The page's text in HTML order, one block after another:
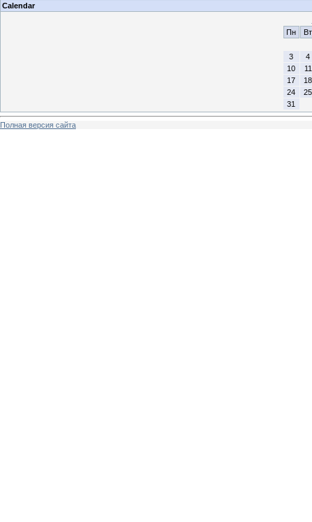
Calendar
Пн
Вт
3
4
10
11
17
18
24
25
31
Полная версия сайта